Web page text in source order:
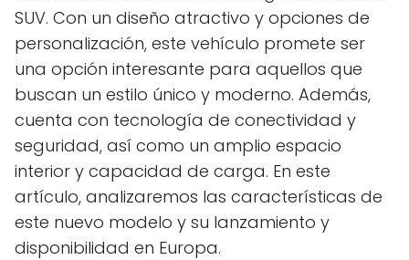
SUV. Con un diseño atractivo y opciones de
personalización, este vehículo promete ser
una opción interesante para aquellos que
buscan un estilo único y moderno. Además,
cuenta con tecnología de conectividad y
seguridad, así como un amplio espacio
interior y capacidad de carga. En este
artículo, analizaremos las características de
este nuevo modelo y su lanzamiento y
disponibilidad en Europa.